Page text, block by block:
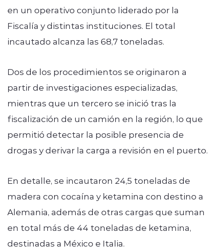
en un operativo conjunto liderado por la
Fiscalía y distintas instituciones. El total
incautado alcanza las 68,7 toneladas.
Dos de los procedimientos se originaron a
partir de investigaciones especializadas,
mientras que un tercero se inició tras la
fiscalización de un camión en la región, lo que
permitió detectar la posible presencia de
drogas y derivar la carga a revisión en el puerto.
En detalle, se incautaron 24,5 toneladas de
madera con cocaína y ketamina con destino a
Alemania, además de otras cargas que suman
en total más de 44 toneladas de ketamina,
destinadas a México e Italia.